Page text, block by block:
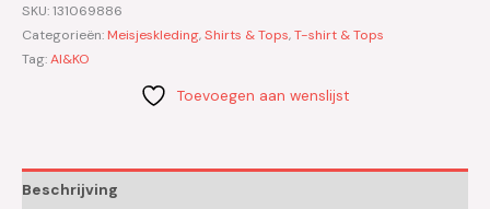
SKU:131069886
Categorieën: Meisjeskleding,Shirts & Tops,T-shirt & Tops
Tag:AI&KO
Toevoegen aan wenslijst
Beschrijving